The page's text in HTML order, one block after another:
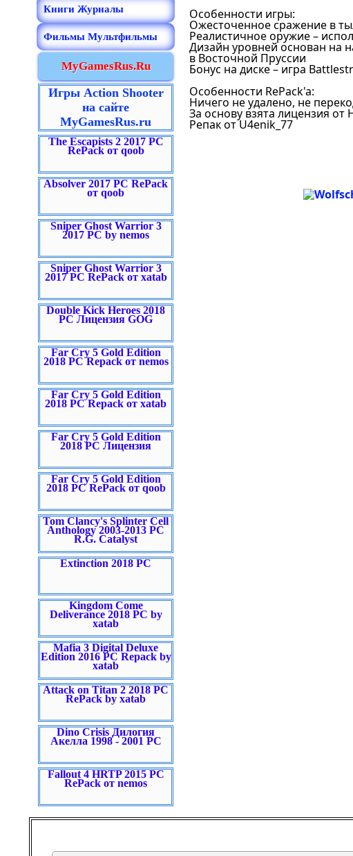
Книги Журналы
Фильмы Мультфильмы
MyGamesRus.Ru
Игры Action Shooter
на сайте
MyGamesRus.ru
The Escapists 2 2017 PC
RePack от qoob
Absolver 2017 PC RePack
от qoob
Sniper Ghost Warrior 3
2017 PC by nemos
Sniper Ghost Warrior 3
2017 PC RePack от xatab
Double Kick Heroes 2018
PC Лицензия GOG
Far Cry 5 Gold Edition
2018 PC Repack от nemos
Far Cry 5 Gold Edition
2018 PC Repack от xatab
Far Cry 5 Gold Edition
2018 PC Лицензия
Far Cry 5 Gold Edition
2018 PC RePack от qoob
Tom Clancy's Splinter Cell
Anthology 2003-2013 PC
R.G. Catalyst
Extinction 2018 PC
Kingdom Come
Deliverance 2018 PC by
xatab
Mafia 3 Digital Deluxe
Edition 2016 PC Repack by
xatab
Attack on Titan 2 2018 PC
RePack by xatab
Dino Crisis Дилогия
Акелла 1998 - 2001 PC
Fallout 4 HRTP 2015 PC
RePack от nemos
Особенности игры:
Ожесточенное сражение в
Реалистичное оружие –
Дизайн уровней основан на
в Восточной Пруссии
Бонус на диске – игра
Особенности RePack'a:
Ничего не удалено, не
За основу взята лицензия от
Репак от U4enik_77